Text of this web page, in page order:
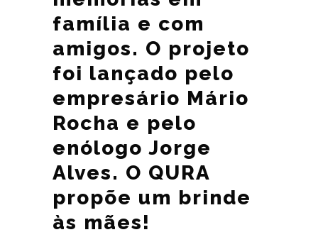
família e com
amigos. O projeto
foi lançado pelo
empresário Mário
Rocha e pelo
enólogo Jorge
Alves. O QURA
propõe um brinde
às mães!